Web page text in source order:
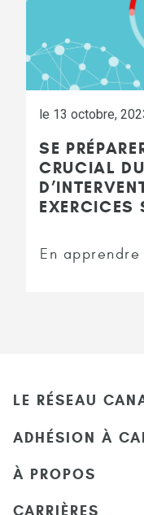
le 13 octobre,
SE
CRUCIAL
EXERCICES
En apprendre
LE RÉSEAU
ADHÉSION À
À PROPOS
CARRIÈRES